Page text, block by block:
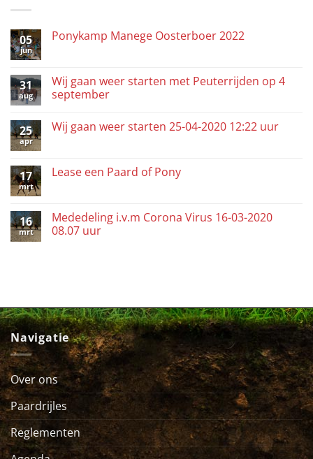
05
jun
Ponykamp Manege Oosterboer 2022
31
aug
Wij gaan weer starten met Peuterrijden op 4
september
25
apr
Wij gaan weer starten 25-04-2020 12:22 uur
17
mrt
Lease een Paard of Pony
16
mrt
Mededeling i.v.m Corona Virus 16-03-2020
08.07 uur
Navigatie
Over ons
Paardrijles
Reglementen